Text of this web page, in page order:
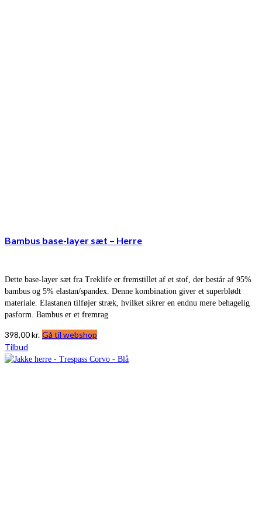
Bambus base-layer sæt – Herre
Dette base-layer sæt fra Treklife er fremstillet af et stof, der består af 95%
bambus og 5% elastan/spandex. Denne kombination giver et superblødt
materiale. Elastanen tilføjer stræk, hvilket sikrer en endnu mere behagelig
pasform. Bambus er et fremrag
398,00kr. Gå til webshop
Tilbud